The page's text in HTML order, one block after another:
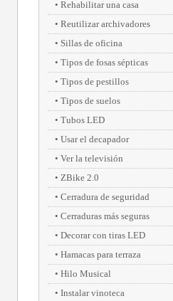
Rehabilitar una casa
Reutilizar archivadores
Sillas de oficina
Tipos de fosas sépticas
Tipos de pestillos
Tipos de suelos
Tubos LED
Usar el decapador
Ver la televisión
ZBike 2.0
Cerradura de seguridad
Cerraduras más seguras
Decorar con tiras LED
Hamacas para terraza
Hilo Musical
Instalar vinoteca